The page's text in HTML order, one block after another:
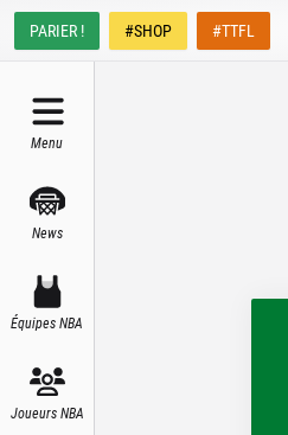
PARIER ! #SHOP #TTFL
Menu
News
Équipes NBA
Joueurs NBA